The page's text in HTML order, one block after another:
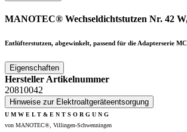
MANOTEC® Wechseldichtstutzen Nr. 42
Entlüfterstutzen, abgewinkelt, passend für die Adapterserie
Eigenschaften
Hersteller Artikelnummer
20810042
Hinweise zur Elektroaltgeräteentsorgung
U M W E L T & E N T S O R G U N G
von MANOTEC®, Villingen-Schwenningen